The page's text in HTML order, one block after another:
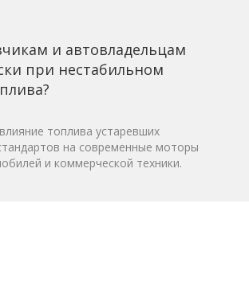
и автовладельцам
при нестабильном
топлива устаревших
на современные моторы
и коммерческой техники.